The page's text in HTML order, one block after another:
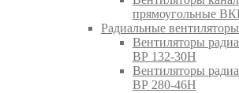
прямоугольные
Радиальные
Вентиляторы
ВР 132-30Н
Вентиляторы
ВР 280-46Н